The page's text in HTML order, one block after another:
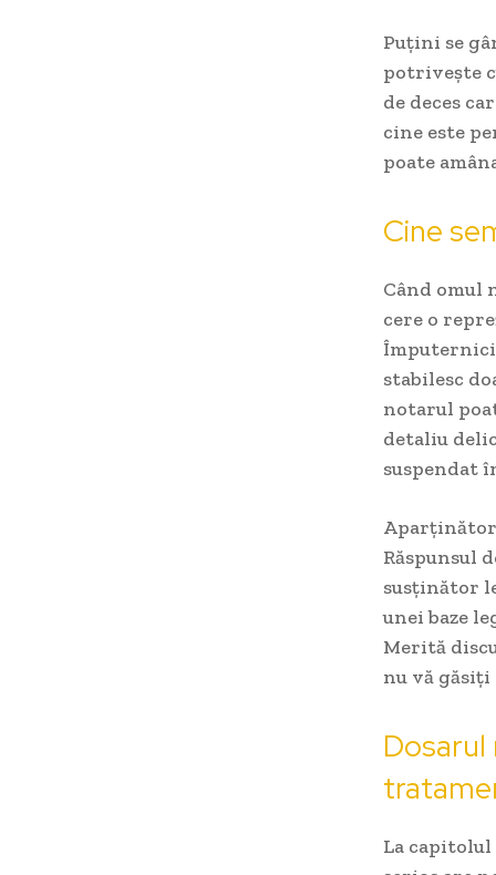
Puțini se
potrivește
de deces
cine este
poate
Cine
Când omul
cere o
stabilesc
notarul
detaliu
suspendat
Răspunsul
susținător
unei baze
Merită
nu vă găsiți
Dosarul
La capitolul